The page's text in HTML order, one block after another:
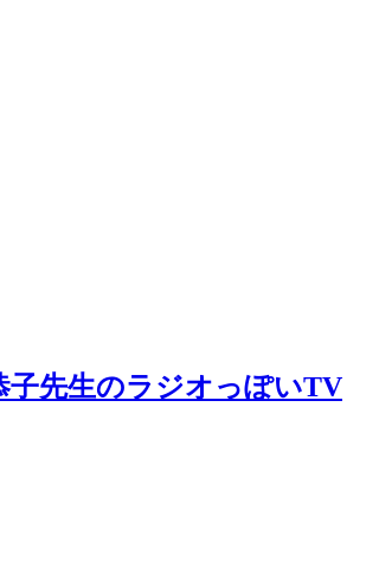
子先生のラジオっぽいTV